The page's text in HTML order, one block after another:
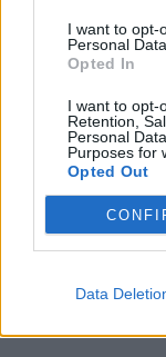
I want to opt-
Personal
Opted In
I want to opt-
Retention,
Personal
Purposes for
Opted Out
Data